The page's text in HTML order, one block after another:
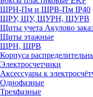
ЩРН-Пм и ЩРВ-Пм IP40
ЩРУ, ЩУ, ЩУРН, ЩУРВ
Щиты учета Акулово
Щиты этажные
ЩРН, ЩРВ
Корпуса
Электросчетчики
Аксессуары к
Однофазные
Трехфазные